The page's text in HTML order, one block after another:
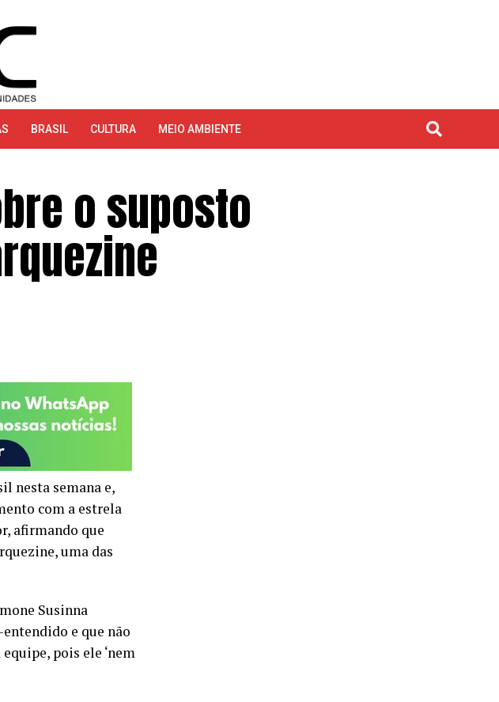
BRASIL CULTURA MEIO AMBIENTE
o suposto
nesta semana e,
com a estrela
afirmando que
uma das
Susinna
e que não
pois ele ‘nem